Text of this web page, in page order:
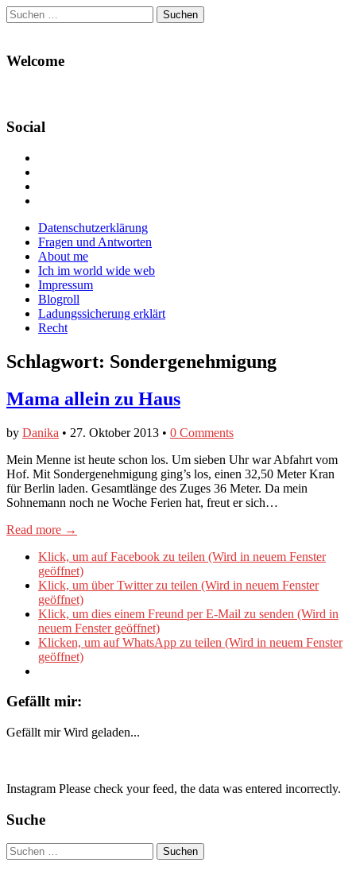
Suchen
nach:
Welcome
Social
Facebook
anzeigen
Twitter
anzeigen
auf
Instagram
anzeigen
Main
menu
Skip
content
Datenschutzerklärung
Fragen und Antworten
About me
Ich im world wide web
Impressum
Blogroll
Ladungssicherung erklärt
Recht
Schlagwort: Sondergenehmigung
Mama allein zu Haus
by Danika • 27. Oktober 2013 • 0 Comments
Mein Menne ist heute schon los. Um sieben Uhr war Abfahrt vom
Hof. Mit Sondergenehmigung ging’s los, einen 32,50 Meter Kran
für Berlin laden. Gesamtlänge des Zuges 36 Meter. Da mein
Sohnemann noch ne Woche Ferien hat, freut er sich…
Read more →
Klick, um auf Facebook zu teilen (Wird in neuem Fenster
geöffnet)
Klick, um über Twitter zu teilen (Wird in neuem Fenster
geöffnet)
Klick, um dies einem Freund per E-Mail zu senden (Wird in
neuem Fenster geöffnet)
Klicken, um auf WhatsApp zu teilen (Wird in neuem Fenster
geöffnet)
Gefällt mir:
Gefällt mir Wird geladen...
Instagram Please check your feed, the data was entered incorrectly.
Suche
Suchen
nach: